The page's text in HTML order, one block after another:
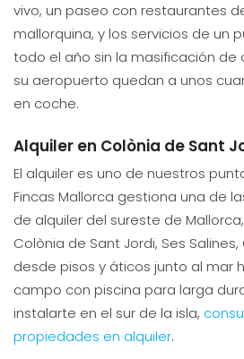
vivo, un paseo con restaurantes
mallorquina, y los servicios de un
todo el año sin la masificación de
su aeropuerto quedan a unos
en coche.
Alquiler en Colònia de Sant
El alquiler es uno de nuestros
Fincas Mallorca gestiona una de
de alquiler del sureste de
Colònia de Sant Jordi, Ses
desde pisos y áticos junto al mar
campo con piscina para larga
instalarte en el sur de la isla,
propiedades en alquiler.